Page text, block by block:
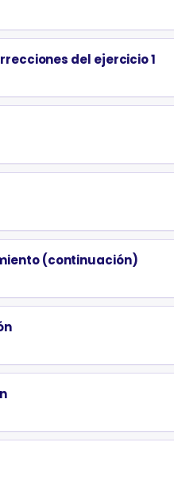
del ejercicio 1
(continuación)